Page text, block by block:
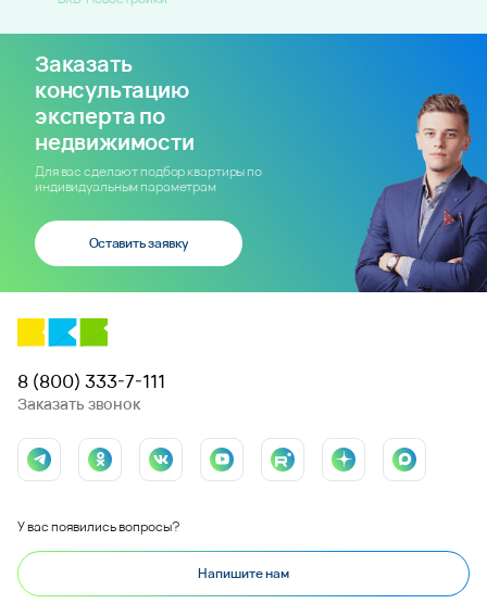
Заказать
консультацию
эксперта по
недвижимости
Для вас сделают подбор квартиры по
индивидуальным параметрам
Оставить заявку
8 (800) 333-7-111
Заказать звонок
У вас появились вопросы?
Напишите нам